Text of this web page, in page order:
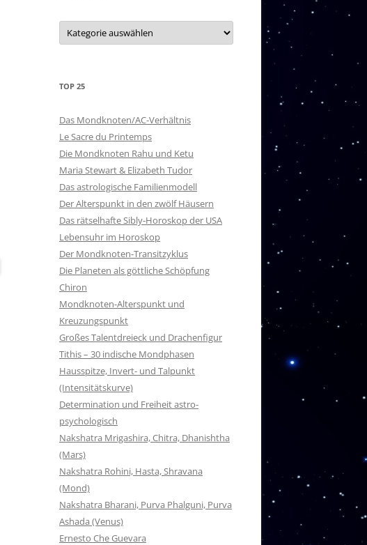
21 – UTTARA ASHADA
24 – SHATABISHAK
26 – UTTARA BHADRAPADA
27 – REVATI
Kategorien
TOP 25
Das Mondknoten/AC-Verhältnis
Le Sacre du Printemps
Die Mondknoten Rahu und Ketu
Maria Stewart & Elizabeth Tudor
Das astrologische Familienmodell
Der Alterspunkt in den zwölf Häusern
Das rätselhafte Sibly-Horoskop der USA
Lebensuhr im Horoskop
Der Mondknoten-Transitzyklus
Die Planeten als göttliche Schöpfung
Chiron
Mondknoten-Alterspunkt und
Kreuzungspunkt
Großes Talentdreieck und Drachenfigur
Tithis – 30 indische Mondphasen
Hausspitze, Invert- und Talpunkt
(Intensitätskurve)
Determination und Freiheit astro-
psychologisch
Nakshatra Mrigashira, Chitra, Dhanishtha
(Mars)
Nakshatra Rohini, Hasta, Shravana
(Mond)
Nakshatra Bharani, Purva Phalguni, Purva
Ashada (Venus)
Ernesto Che Guevara